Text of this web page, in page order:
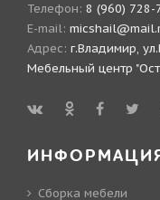
Телефон: 8 (960) 728-
E-mail:
Адрес: г.Владимир,
Мебельный центр
Сборка мебели